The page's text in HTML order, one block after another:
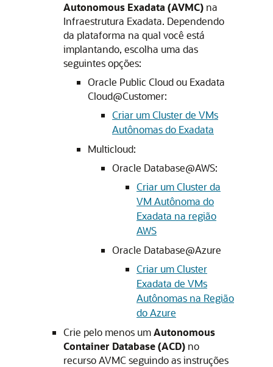
Autonomous Exadata (AVMC) na
Infraestrutura Exadata. Dependendo
da plataforma na qual você está
implantando, escolha uma das
seguintes opções:
Oracle Public Cloud ou Exadata
Cloud@Customer:
Criar um Cluster de VMs
Autônomas do Exadata
Multicloud:
Oracle Database@AWS:
Criar um Cluster da
VM Autônoma do
Exadata na região
AWS
Oracle Database@Azure
Criar um Cluster
Exadata de VMs
Autônomas na Região
do Azure
Crie pelo menos umAutonomous
Container Database (ACD) no
recurso AVMC seguindo as instruções